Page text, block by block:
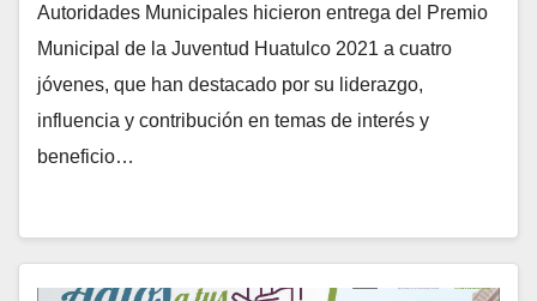
Autoridades Municipales hicieron entrega del Premio
Municipal de la Juventud Huatulco 2021 a cuatro
jóvenes, que han destacado por su liderazgo,
influencia y contribución en temas de interés y
beneficio…